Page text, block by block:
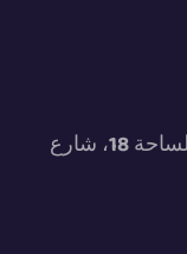
1501، الطابق الخامس عشر، مبنى 6، الساحة 18، شارع